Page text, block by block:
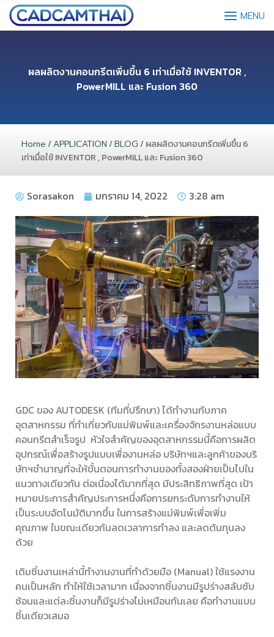
MENU
ผลผลิตงานคอนกรีตเพิ่มขึ้น 6 เท่าเมื่อใช้ INVENTOR ,
PowerMILL และ Fusion 360
Home/APPLICATION/BLOG/ ผลผลิตงานคอนกรีตเพิ่มขึ้น 6
เท่าเมื่อใช้ INVENTOR , PowerMILL และ Fusion 360
Sorasakon มกราคม 14, 2022 3:28 am
GDC ของ AUTODESK (ทีมที่ปรึกษา)ได้ทำงานกับภาค
อุตสาหกรรม ที่ทำเกี่ยวกับแม่พิมพ์และเครื่องจักรงานหล่อแบบ
คอนกรีตสำเร็จรูป หัวใจสำคัญของอุตสาหกรรมนี้คือการผลิต
อุปกรณ์เพื่อสร้างรูปแบบเพื่องานหล่อ บริษัทฯและลูกค้าของบริ
ษัทฯชำนาญที่จะให้ขั้นตอนการทำงานของทั้งสองฝ่ายเป็นไปใน
แนวทางเดียวกัน ต่อเนื่องได้มากที่สุด มีประสิทธิภาพที่สุด เป้า
หมายประการสำคัญประการหนึ่งคือการยกระดับการทำงานให้
เป็นระบบอัตโนมัติมากขึ้น ในการสร้างแม่พิมพ์เพื่อเพิ่ม
คุณภาพ ในขณะเดียวกันลดเวลาการทำลง และลดต้นทุนลง
ด้วย
เดิมชิ้นงานเหล่านี้ทำงานงานที่ทำด้วยมือ (Manual)ใช้แรงงาน
คนเป็นหลัก ทำให้ใช้เวลามาก เนื่องจากชิ้นงานมีรูปร่างสลับซับ
ซ้อนและแต่ละชิ้นงานก็มีรูปร่างไม่เหมือนกันเลย คือทำงานแบบ
ชิ้นเดียวเสมอ